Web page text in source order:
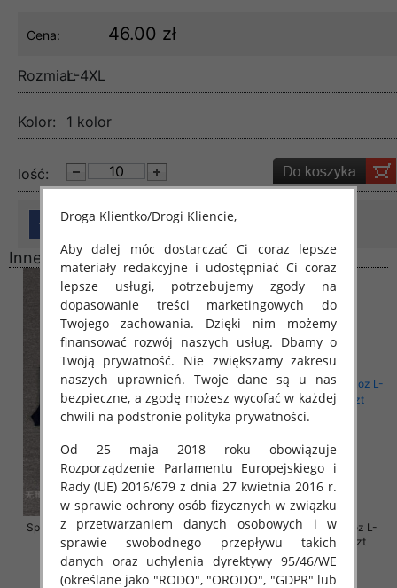
Cena: 46.00 zł
Rozmiar:L-4XL
Kolor: 1 kolor
lość:
Inne produkty
Spodnie damskie jeansy Roz 30-
38, 1 Kolor Paczka 10 szt
57.00 zł
Spodnie damskie jeansy Roz L-
4XL, 1 Kolor Paczka 12 szt
54.00 zł
Droga Klientko/Drogi Kliencie,
Aby dalej móc dostarczać Ci coraz lepsze
materiały redakcyjne i udostępniać Ci coraz
lepsze usługi, potrzebujemy zgody na
dopasowanie treści marketingowych do
Twojego zachowania. Dzięki nim możemy
finansować rozwój naszych usług. Dbamy o
Twoją prywatność. Nie zwiększamy zakresu
naszych uprawnień. Twoje dane są u nas
bezpieczne, a zgodę możesz wycofać w każdej
chwili na podstronie polityka prywatności.
Od 25 maja 2018 roku obowiązuje
Rozporządzenie Parlamentu Europejskiego i
Rady (UE) 2016/679 z dnia 27 kwietnia 2016 r.
w sprawie ochrony osób fizycznych w związku
z przetwarzaniem danych osobowych i w
sprawie swobodnego przepływu takich
danych oraz uchylenia dyrektywy 95/46/WE
(określane jako "RODO", "ORODO", "GDPR" lub